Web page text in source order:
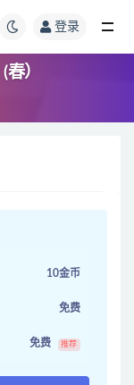
登录
）
10金币
免费
免费 推荐